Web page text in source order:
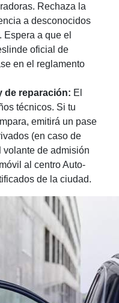
Rechaza la
a desconocidos
a que el
oficial de
en el reglamento
de reparación: El
técnicos. Si tu
emitirá un pase
(en caso de
volante de admisión
al centro Auto-
de la ciudad.